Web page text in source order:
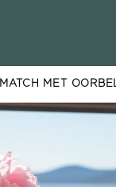
MATCH MET